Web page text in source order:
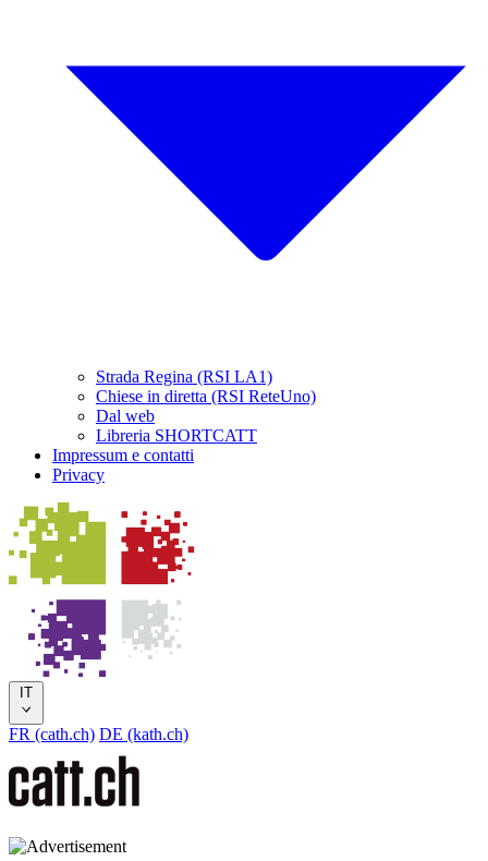
Strada Regina (RSI LA1)
Chiese in diretta (RSI ReteUno)
Dal web
Libreria SHORTCATT
Impressum e contatti
Privacy
IT
FR (cath.ch) DE (kath.ch)